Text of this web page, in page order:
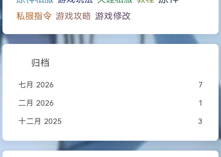
私服指令 游戏攻略 游戏修改
归档
七月 2026 7
二月 2026 1
十二月 2025 3